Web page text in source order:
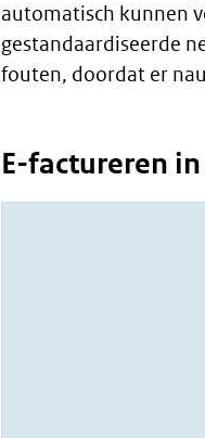
automatisch kunnen
gestandaardiseerde
fouten, doordat er
E-factureren